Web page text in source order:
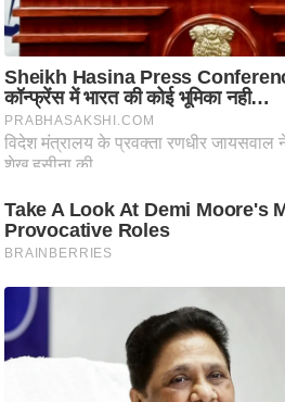
भु
म
हि
मा
/
ध
स्थ
ल
त
त्यो
हा